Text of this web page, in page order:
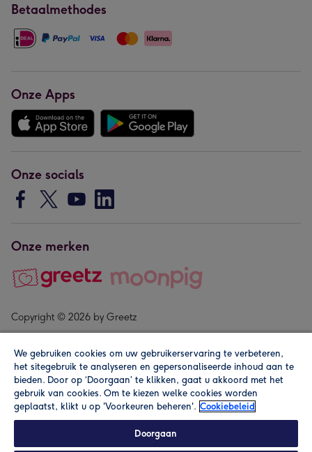
Betaalmethodes
Onze Apps
Onze socials
Onze merken
Copyright © 2026 by Greetz
Alle prijzen zijn inclusief btw en andere heffingen. Lees de
We gebruiken cookies om uw gebruikerservaring te verbeteren,
het sitegebruik te analyseren en gepersonaliseerde inhoud aan te
bieden. Door op ‘Doorgaan’ te klikken, gaat u akkoord met het
gebruik van cookies. Om te kiezen welke cookies worden
geplaatst, klikt u op 'Voorkeuren beheren'. Cookiebeleid
Doorgaan